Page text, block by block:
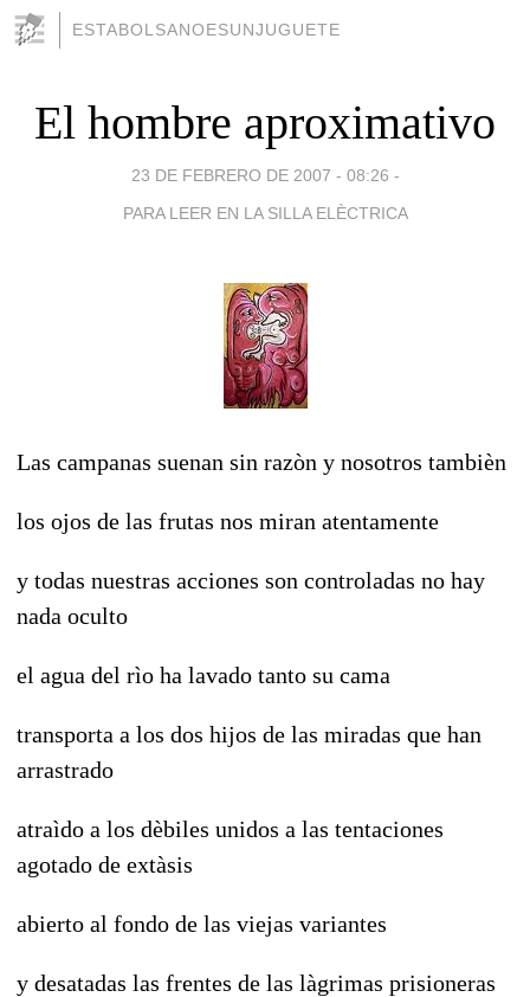
ESTABOLSANOESUNJUGUETE
El hombre aproximativo
23 DE FEBRERO DE 2007 - 08:26 -
PARA LEER EN LA SILLA ELÈCTRICA
Las campanas suenan sin razòn y nosotros tambièn
los ojos de las frutas nos miran atentamente
y todas nuestras acciones son controladas no hay
nada oculto
el agua del rìo ha lavado tanto su cama
transporta a los dos hijos de las miradas que han
arrastrado
atraìdo a los dèbiles unidos a las tentaciones
agotado de extàsis
abierto al fondo de las viejas variantes
y desatadas las frentes de las làgrimas prisioneras